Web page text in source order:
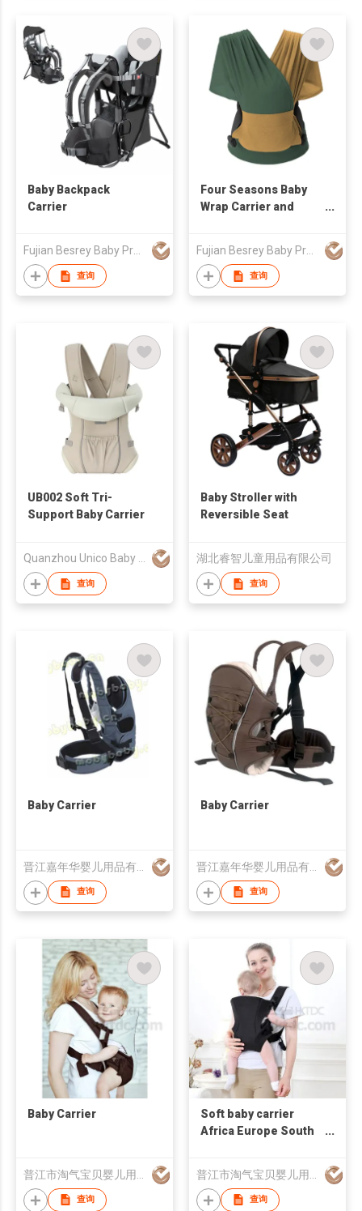
Baby Backpack
Carrier
Fujian Besrey Baby Products Co., Ltd.
查询
Four Seasons Baby
Wrap Carrier and
Fujian Besrey Baby Products Co., Ltd.
查询
UB002 Soft Tri-
Support Baby Carrier
Quanzhou Unico Baby Products Co., Ltd.
查询
Baby Stroller with
Reversible Seat
湖北睿智儿童用品有限公司
查询
Baby Carrier
查询
Baby Carrier
查询
Baby Carrier
查询
Soft baby carrier
Africa Europe South
查询